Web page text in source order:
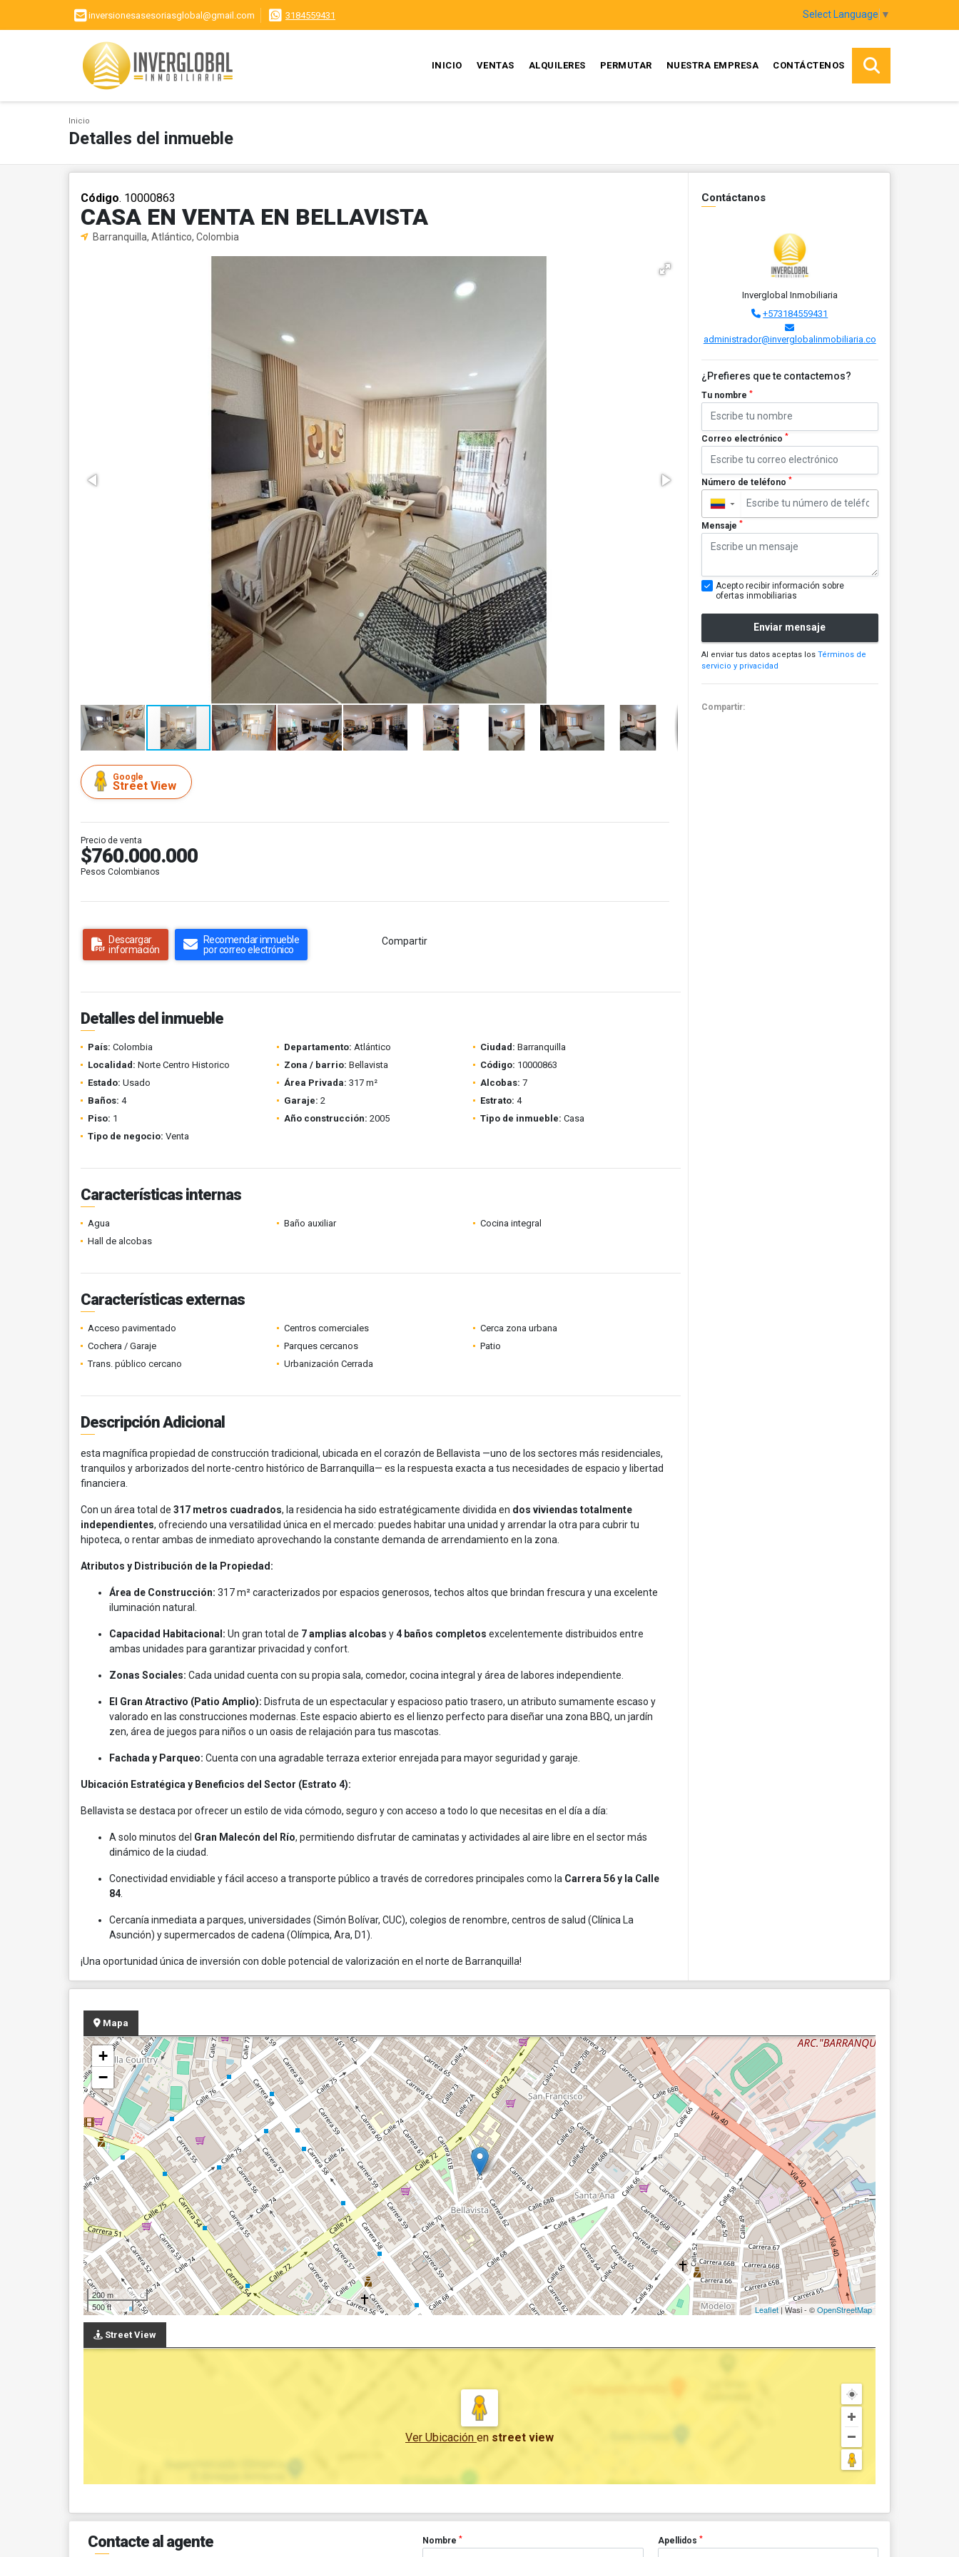
inversionesasesoriasglobal@gmail.com 3184559431 Select Language ▼
INICIO VENTAS ALQUILERES PERMUTAR NUESTRA EMPRESA CONTÁCTENOS
Inicio
Detalles del inmueble
Código. 10000863
CASA EN VENTA EN BELLAVISTA
Barranquilla, Atlántico, Colombia
Google
Street View
Precio de venta
$760.000.000
Pesos Colombianos
Descargar
información
Recomendar inmueble
por correo electrónico
Compartir
Detalles del inmueble
País: Colombia Departamento: Atlántico Ciudad: Barranquilla
Localidad: Norte Centro Historico Zona / barrio: Bellavista Código: 10000863
Estado: Usado Área Privada: 317 m² Alcobas: 7
Baños: 4 Garaje: 2 Estrato: 4
Piso: 1 Año construcción: 2005 Tipo de inmueble: Casa
Tipo de negocio: Venta
Características internas
Agua Baño auxiliar
Cocina integral
Hall de alcobas
Características externas
Acceso pavimentado Centros comerciales
Cerca zona urbana
Cochera / Garaje
Parques cercanos
Patio
Trans. público cercano
Urbanización Cerrada
Descripción Adicional
esta magnífica propiedad de construcción tradicional, ubicada en el corazón de Bellavista —uno de los sectores más residenciales,
tranquilos y arborizados del norte-centro histórico de Barranquilla— es la respuesta exacta a tus necesidades de espacio y libertad
financiera.
Con un área total de 317 metros cuadrados, la residencia ha sido estratégicamente dividida en dos viviendas totalmente
independientes, ofreciendo una versatilidad única en el mercado: puedes habitar una unidad y arrendar la otra para cubrir tu
hipoteca, o rentar ambas de inmediato aprovechando la constante demanda de arrendamiento en la zona.
Atributos y Distribución de la Propiedad:
Área de Construcción: 317 m² caracterizados por espacios generosos, techos altos que brindan frescura y una excelente
iluminación natural.
Capacidad Habitacional: Un gran total de 7 amplias alcobas y4 baños completos excelentemente distribuidos entre
ambas unidades para garantizar privacidad y confort.
Zonas Sociales: Cada unidad cuenta con su propia sala, comedor, cocina integral y área de labores independiente.
El Gran Atractivo (Patio Amplio): Disfruta de un espectacular y espacioso patio trasero, un atributo sumamente escaso y
valorado en las construcciones modernas. Este espacio abierto es el lienzo perfecto para diseñar una zona BBQ, un jardín
zen, área de juegos para niños o un oasis de relajación para tus mascotas.
Fachada y Parqueo: Cuenta con una agradable terraza exterior enrejada para mayor seguridad y garaje.
Ubicación Estratégica y Beneficios del Sector (Estrato 4):
Bellavista se destaca por ofrecer un estilo de vida cómodo, seguro y con acceso a todo lo que necesitas en el día a día:
A solo minutos del Gran Malecón del Río, permitiendo disfrutar de caminatas y actividades al aire libre en el sector más
dinámico de la ciudad.
Conectividad envidiable y fácil acceso a transporte público a través de corredores principales como la Carrera 56 y la Calle
84
Cercanía inmediata a parques, universidades (Simón Bolívar, CUC), colegios de renombre, centros de salud (Clínica La
Asunción) y supermercados de cadena (Olímpica, Ara, D1).
¡Una oportunidad única de inversión con doble potencial de valorización en el norte de Barranquilla!
Contáctanos
Inverglobal Inmobiliaria
+573184559431
administrador@inverglobalinmobiliaria.co
¿Prefieres que te contactemos?
Tu nombre *
Correo electrónico *
Número de teléfono *
▼
Mensaje *
Acepto recibir información sobre
ofertas inmobiliarias
Enviar mensaje
Al enviar tus datos aceptas los Términos de
servicio y privacidad
Compartir:
Mapa
+
−
200 m
500 ft
Leaflet| Wasi - ©OpenStreetMap
Street View
Ver Ubicación en street view
Contacte al agente Nombre* Apellidos *